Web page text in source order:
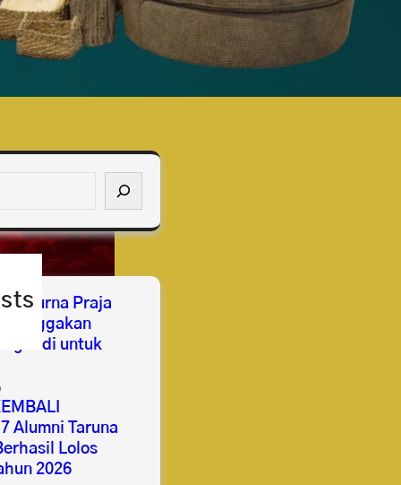
Purna Praja
untuk
Alumni Taruna
Lolos
2026